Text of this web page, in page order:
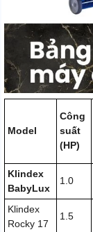
Model
Công
suất
(HP)
Klindex
BabyLux
1.0
Klindex
Rocky 17
1.5